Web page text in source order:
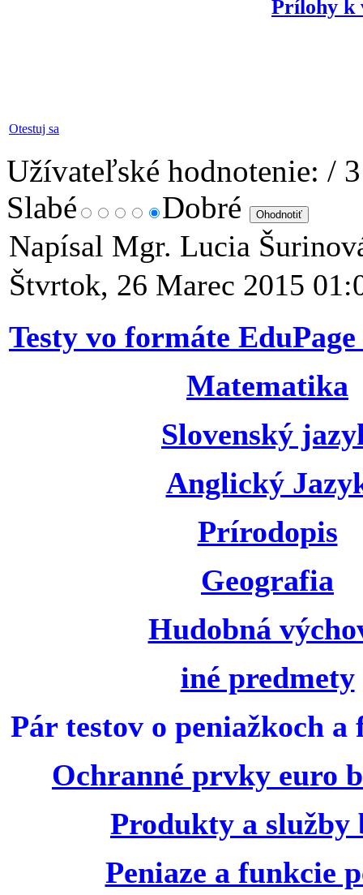
Prílohy k
Otestuj sa
Užívateľské hodnotenie: / 3
Slabé
Dobré
Napísal Mgr. Lucia
Štvrtok, 26 Marec 2015
Testy vo formáte
Matematika
Slovenský
Anglický
Prírodopis
Geografia
Hudobná
iné predmety
Pár testov o peniažkoch
Ochranné prvky euro
Produkty a služby
Peniaze a funkcie